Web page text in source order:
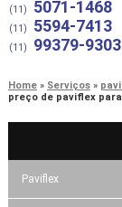
(11) 5071-1468
(11) 5594-7413
(11) 99379-9303
Home Serviços
preço de paviflex
Paviflex